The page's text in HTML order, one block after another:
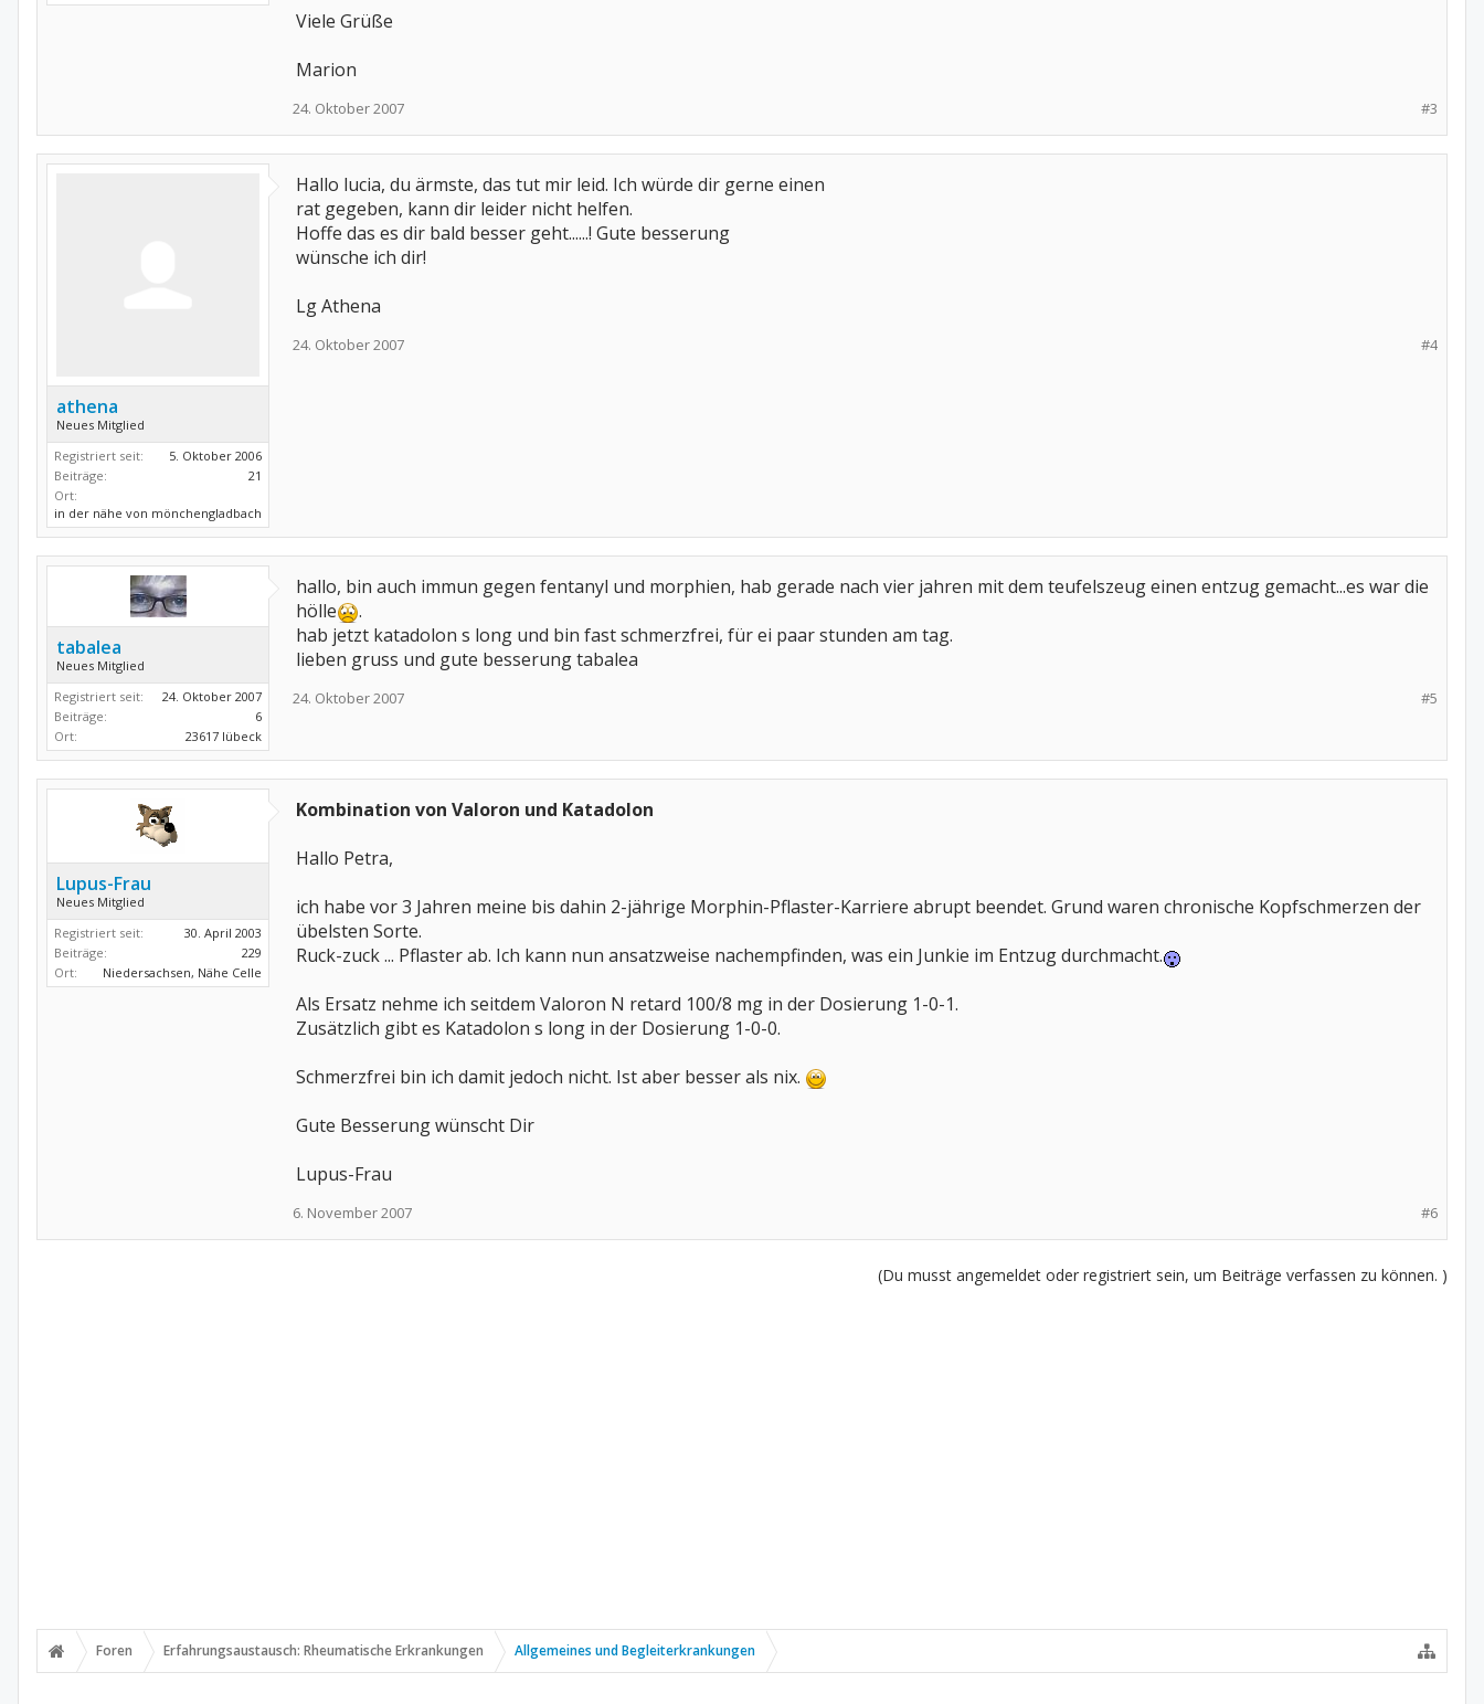
Viele Grüße
Marion
#3
24. Oktober 2007
athena
Neues Mitglied
Registriert seit:
5. Oktober 2006
Beiträge:
21
Ort:
in der nähe von mönchengladbach
Hallo lucia, du ärmste, das tut mir leid. Ich würde dir gerne einen
rat gegeben, kann dir leider nicht helfen.
Hoffe das es dir bald besser geht......! Gute besserung
wünsche ich dir!
Lg Athena
#4
24. Oktober 2007
tabalea
Neues Mitglied
Registriert seit:
24. Oktober 2007
Beiträge:
6
Ort:
23617 lübeck
hallo, bin auch immun gegen fentanyl und morphien, hab gerade nach vier jahren mit dem teufelszeug einen entzug gemacht...es war die
hölle
.
hab jetzt katadolon s long und bin fast schmerzfrei, für ei paar stunden am tag.
lieben gruss und gute besserung tabalea
#5
24. Oktober 2007
Lupus-Frau
Neues Mitglied
Registriert seit:
30. April 2003
Beiträge:
229
Ort:
Niedersachsen, Nähe Celle
Kombination von Valoron und Katadolon
Hallo Petra,
ich habe vor 3 Jahren meine bis dahin 2-jährige Morphin-Pflaster-Karriere abrupt beendet. Grund waren chronische Kopfschmerzen der
übelsten Sorte.
Ruck-zuck ... Pflaster ab. Ich kann nun ansatzweise nachempfinden, was ein Junkie im Entzug durchmacht.
Als Ersatz nehme ich seitdem Valoron N retard 100/8 mg in der Dosierung 1-0-1.
Zusätzlich gibt es Katadolon s long in der Dosierung 1-0-0.
Schmerzfrei bin ich damit jedoch nicht. Ist aber besser als nix.
Gute Besserung wünscht Dir
Lupus-Frau
#6
6. November 2007
(Du musst angemeldet oder registriert sein, um Beiträge verfassen zu können. )
Foren Erfahrungsaustausch: Rheumatische Erkrankungen Allgemeines und Begleiterkrankungen